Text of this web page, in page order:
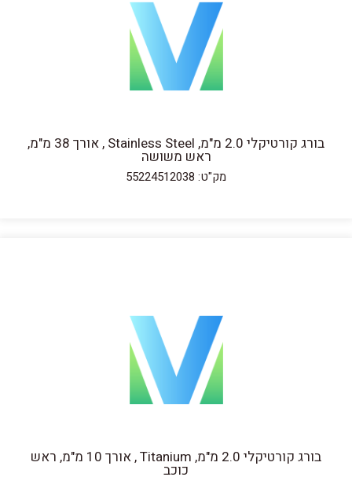
בורג קורטיקלי 2.0 מ"מ, Stainless Steel , אורך 38 מ"מ,
ראש משושה
מק"ט: 55224512038
בורג קורטיקלי 2.0 מ"מ, Titanium , אורך 10 מ"מ, ראש
כוכב